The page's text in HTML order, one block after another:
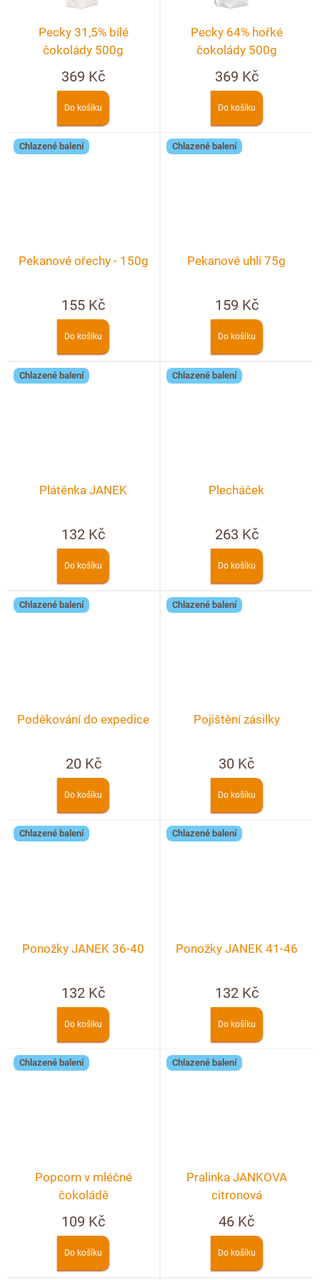
Pecky 31,5% bílé
čokolády 500g
369 Kč
Do košíku
Pecky 64% hořké
čokolády 500g
369 Kč
Do košíku
Chlazené balení
Pekanové ořechy - 150g
155 Kč
Do košíku
Chlazené balení
Pekanové uhlí 75g
159 Kč
Do košíku
Chlazené balení
Plátěnka JANEK
132 Kč
Do košíku
Chlazené balení
Plecháček
263 Kč
Do košíku
Chlazené balení
Poděkování do expedice
20 Kč
Do košíku
Chlazené balení
Pojištění zásilky
30 Kč
Do košíku
Chlazené balení
Ponožky JANEK 36-40
132 Kč
Do košíku
Chlazené balení
Ponožky JANEK 41-46
132 Kč
Do košíku
Chlazené balení
Popcorn v mléčné
čokoládě
109 Kč
Do košíku
Chlazené balení
Pralinka JANKOVA
citronová
46 Kč
Do košíku